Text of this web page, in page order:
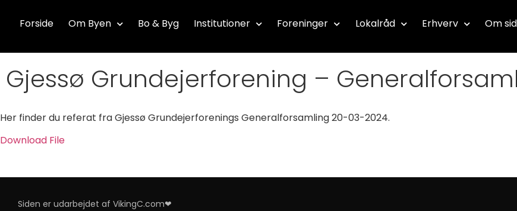
Forside Om Byen Bo & Byg Institutioner Foreninger Lokalråd Erhverv Om
Gjessø Grundejerforening –
Her finder du referat fra Gjessø Grundejerforenings Generalforsamling 20-03-2024.
Download File
Siden er udarbejdet af VikingC.com❤